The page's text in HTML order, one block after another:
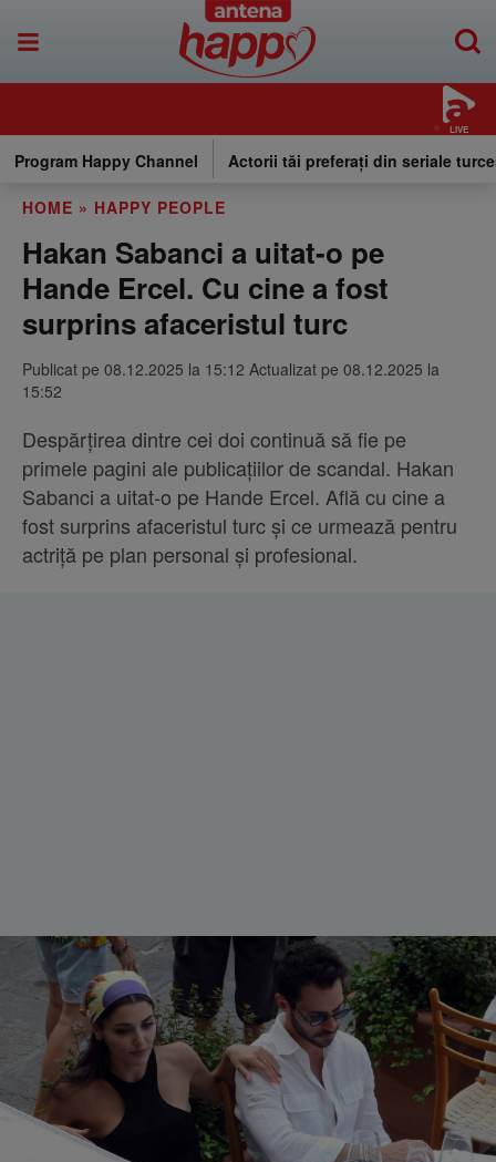
LIVE
Program Happy Channel Actorii tăi preferați din seriale
HOME » HAPPY PEOPLE
Hakan Sabanci a uitat-o pe
Hande Ercel. Cu cine a fost
surprins afaceristul turc
Publicat pe 08.12.2025 la 15:12 Actualizat pe 08.12.2025 la
15:52
Despărțirea dintre cei doi continuă să fie pe
primele pagini ale publicațiilor de scandal. Hakan
Sabanci a uitat-o pe Hande Ercel. Află cu cine a
fost surprins afaceristul turc și ce urmează pentru
actriță pe plan personal și profesional.